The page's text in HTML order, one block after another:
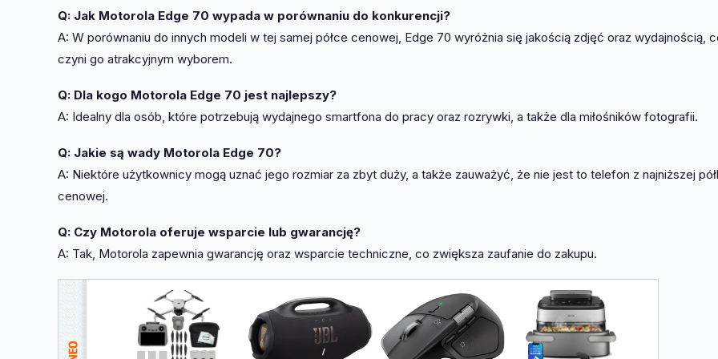
Q: Jak Motorola Edge 70 wypada w porównaniu do konkurencji?
A: W porównaniu do innych modeli w tej samej półce cenowej, Edge 70 wyróżnia się jakością zdjęć oraz wydajnością,
czyni go atrakcyjnym wyborem.
Q: Dla kogo Motorola Edge 70 jest najlepszy?
A: Idealny dla osób, które potrzebują wydajnego smartfona do pracy oraz rozrywki, a także dla miłośników fotografii.
Q: Jakie są wady Motorola Edge 70?
A: Niektóre użytkownicy mogą uznać jego rozmiar za zbyt duży, a także zauważyć, że nie jest to telefon z najniższej
cenowej.
Q: Czy Motorola oferuje wsparcie lub gwarancję?
A: Tak, Motorola zapewnia gwarancję oraz wsparcie techniczne, co zwiększa zaufanie do zakupu.